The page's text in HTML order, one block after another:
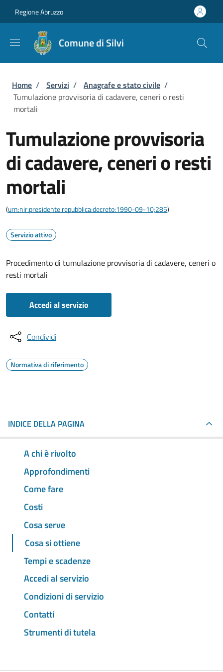
Regione Abruzzo
Comune di Silvi
Briciole di pane
Home / Servizi / Anagrafe e stato civile /
Tumulazione provvisoria di cadavere, ceneri o resti
mortali
Tumulazione provvisoria
di cadavere, ceneri o resti
mortali
(urn:nir:presidente.repubblica:decreto:1990-09-10;285)
Servizio attivo
Procedimento di tumulazione provvisoria di cadavere, ceneri o
resti mortali
Accedi al servizio
Condividi
Normativa di riferimento
INDICE DELLA PAGINA
A chi è rivolto
Approfondimenti
Come fare
Costi
Cosa serve
Cosa si ottiene
Tempi e scadenze
Accedi al servizio
Condizioni di servizio
Contatti
Strumenti di tutela